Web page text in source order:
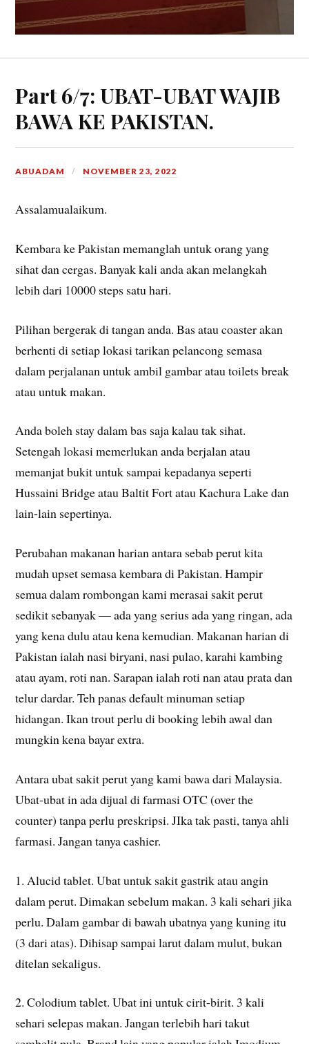
Part 6/7: UBAT-UBAT WAJIB
BAWA KE PAKISTAN.
ABUADAM NOVEMBER 23, 2022
Assalamualaikum.
Kembara ke Pakistan memanglah untuk orang yang
sihat dan cergas. Banyak kali anda akan melangkah
lebih dari 10000 steps satu hari.
Pilihan bergerak di tangan anda. Bas atau coaster akan
berhenti di setiap lokasi tarikan pelancong semasa
dalam perjalanan untuk ambil gambar atau toilets break
atau untuk makan.
Anda boleh stay dalam bas saja kalau tak sihat.
Setengah lokasi memerlukan anda berjalan atau
memanjat bukit untuk sampai kepadanya seperti
Hussaini Bridge atau Baltit Fort atau Kachura Lake dan
lain-lain sepertinya.
Perubahan makanan harian antara sebab perut kita
mudah upset semasa kembara di Pakistan. Hampir
semua dalam rombongan kami merasai sakit perut
sedikit sebanyak — ada yang serius ada yang ringan, ada
yang kena dulu atau kena kemudian. Makanan harian di
Pakistan ialah nasi biryani, nasi pulao, karahi kambing
atau ayam, roti nan. Sarapan ialah roti nan atau prata dan
telur dardar. Teh panas default minuman setiap
hidangan. Ikan trout perlu di booking lebih awal dan
mungkin kena bayar extra.
Antara ubat sakit perut yang kami bawa dari Malaysia.
Ubat-ubat in ada dijual di farmasi OTC (over the
counter) tanpa perlu preskripsi. JIka tak pasti, tanya ahli
farmasi. Jangan tanya cashier.
1. Alucid tablet. Ubat untuk sakit gastrik atau angin
dalam perut. Dimakan sebelum makan. 3 kali sehari jika
perlu. Dalam gambar di bawah ubatnya yang kuning itu
(3 dari atas). Dihisap sampai larut dalam mulut, bukan
ditelan sekaligus.
2. Colodium tablet. Ubat ini untuk cirit-birit. 3 kali
sehari selepas makan. Jangan terlebih hari takut